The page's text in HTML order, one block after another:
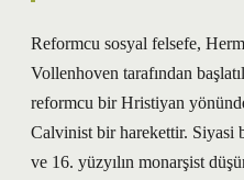
Reformcu sosyal felsefe,
Vollenhoven tarafından
reformcu bir Hristiyan
Calvinist bir harekettir. Siyasi
ve 16. yüzyılın monarşist